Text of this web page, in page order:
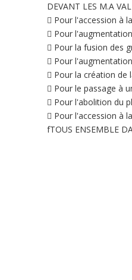
DEVANT LES M.A
 Pour l'accession à
 Pour
 Pour la fusion des
 Pour
 Pour la création de
 Pour le passage à
 Pour l'abolition du
 Pour l'accession à
fTOUS ENSEMBLE